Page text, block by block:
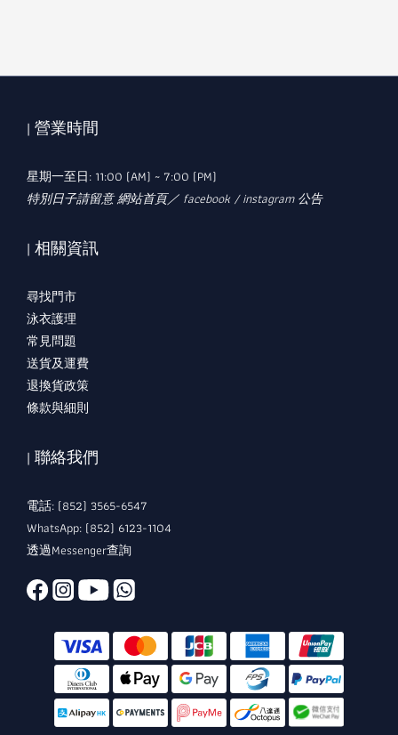
| 營業時間
星期一至日: 11:00 (AM) ~ 7:00 (PM)
特別日子請留意 網站首頁／ facebook / instagram 公告
| 相關資訊
尋找門市
泳衣護理
常見問題
送貨及運費
退換貨政策
條款與細則
| 聯絡我們
電話: (852) 3565-6547
WhatsApp: (852) 6123-1104
透過Messenger查詢